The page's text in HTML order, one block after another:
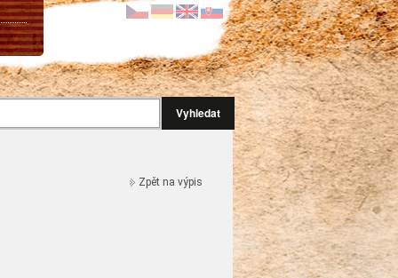
Vyhledat
Zpět na výpis